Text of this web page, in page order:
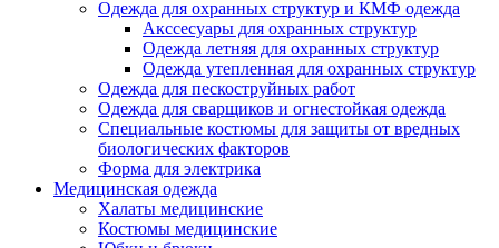
Одежда для охранных структур и КМФ одежда
Акссесуары для охранных структур
Одежда летняя для охранных структур
Одежда утепленная для охранных структур
Одежда для пескоструйных работ
Одежда для сварщиков и огнестойкая одежда
Специальные костюмы для защиты от вредных
биологических факторов
Форма для электрика
Медицинская одежда
Халаты медицинские
Костюмы медицинские